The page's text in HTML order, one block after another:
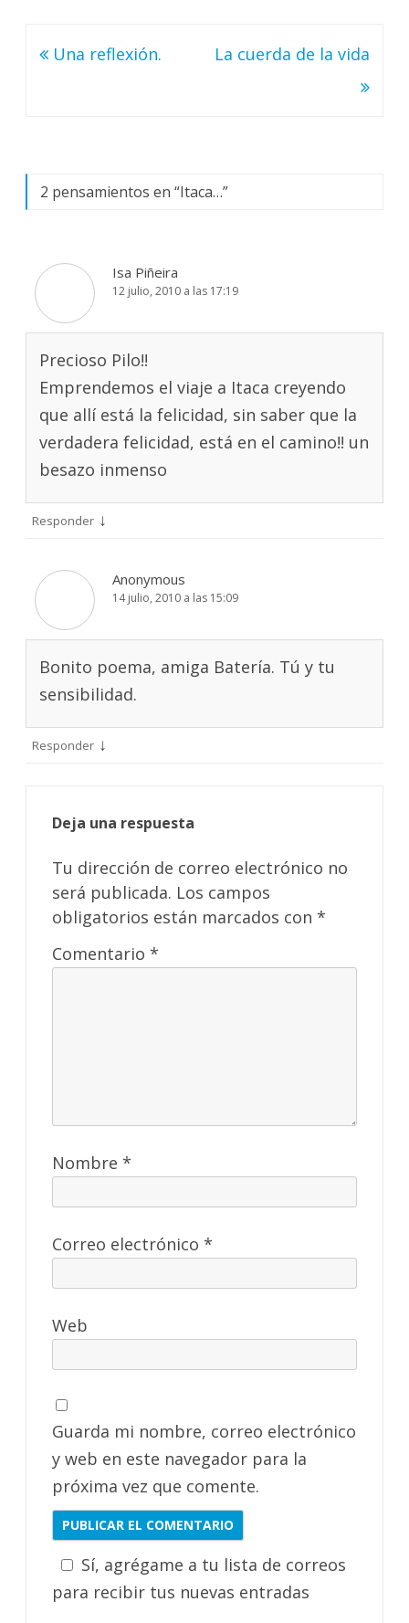
Navegación
Una reflexión. La cuerda de la vida
2 pensamientos en “Itaca…”
Isa Piñeira
12 julio, 2010 a las 17:19
Precioso Pilo!!
Emprendemos el viaje a Itaca creyendo
que allí está la felicidad, sin saber que la
verdadera felicidad, está en el camino!! un
besazo inmenso
Responder ↓
Anonymous
14 julio, 2010 a las 15:09
Bonito poema, amiga Batería. Tú y tu
sensibilidad.
Responder ↓
Deja una respuesta
Tu dirección de correo electrónico no
será publicada. Los campos
obligatorios están marcados con *
Comentario *
Nombre *
Correo electrónico *
Web
Guarda mi nombre, correo electrónico
y web en este navegador para la
próxima vez que comente.
Sí, agrégame a tu lista de correos
para recibir tus nuevas entradas